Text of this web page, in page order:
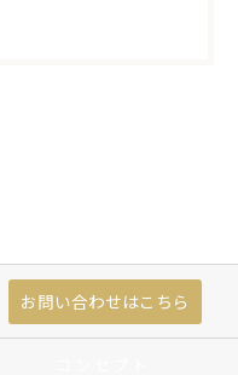
お問い合わせはこちら